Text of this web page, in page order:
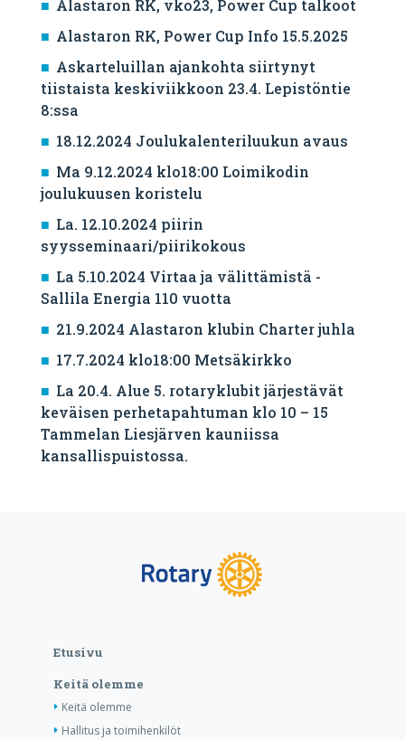
Alastaron RK, vko23, Power Cup talkoot
Alastaron RK, Power Cup Info 15.5.2025
Askarteluillan ajankohta siirtynyt
tiistaista keskiviikkoon 23.4. Lepistöntie
8:ssa
18.12.2024 Joulukalenteriluukun avaus
Ma 9.12.2024 klo18:00 Loimikodin
joulukuusen koristelu
La. 12.10.2024 piirin
syysseminaari/piirikokous
La 5.10.2024 Virtaa ja välittämistä -
Sallila Energia 110 vuotta
21.9.2024 Alastaron klubin Charter juhla
17.7.2024 klo18:00 Metsäkirkko
La 20.4. Alue 5. rotaryklubit järjestävät
keväisen perhetapahtuman klo 10 – 15
Tammelan Liesjärven kauniissa
kansallispuistossa.
Etusivu
Keitä olemme
Keitä olemme
Hallitus ja toimihenkilöt